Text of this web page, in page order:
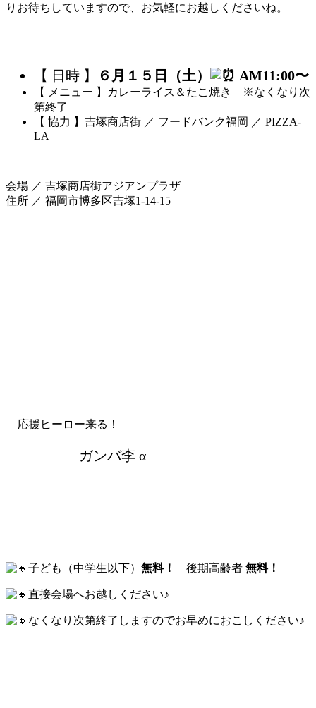
りお待ちしていますので、お気軽にお越しくださいね。
【 日時 】 ６月１５日（土） AM11:00〜
【 メニュー 】カレーライス＆たこ焼き ※なくなり次
第終了
【 協力 】吉塚商店街 ／ フードバンク福岡 ／ PIZZA-
LA
会場 ／ 吉塚商店街アジアンプラザ
住所 ／ 福岡市博多区吉塚1-14-15
応援ヒーロー来る！
ガンバ李 α
子ども（中学生以下） 無料！ 後期高齢者 無料！
直接会場へお越しください♪
なくなり次第終了しますのでお早めにおこしください♪